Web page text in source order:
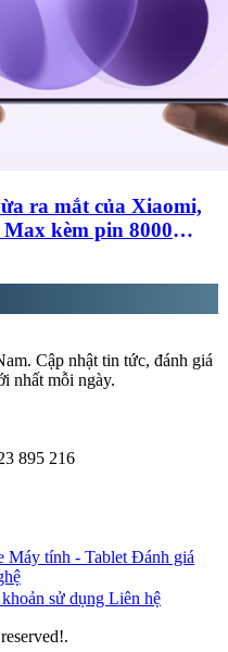
ra mắt của Xiaomi,
kèm pin 8000
Cập nhật tin tức, đánh giá
nhất mỗi ngày.
895 216
Máy tính - Tablet Đánh giá
sử dụng Liên hệ